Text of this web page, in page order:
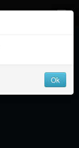
Ok